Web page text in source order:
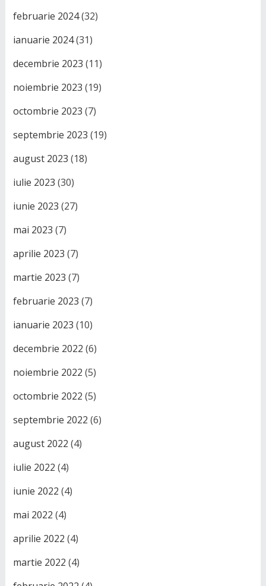
februarie 2024(32)
ianuarie 2024(31)
decembrie 2023 (11)
noiembrie 2023 (19)
octombrie 2023 (7)
septembrie 2023 (19)
august 2023 (18)
iulie 2023 (30)
iunie 2023 (27)
mai 2023 (7)
aprilie 2023 (7)
martie 2023 (7)
februarie 2023 (7)
ianuarie 2023 (10)
decembrie 2022 (6)
noiembrie 2022 (5)
octombrie 2022 (5)
septembrie 2022 (6)
august 2022 (4)
iulie 2022 (4)
iunie 2022 (4)
mai 2022 (4)
aprilie 2022 (4)
martie 2022 (4)